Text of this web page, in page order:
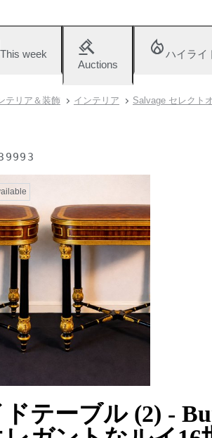
This week
Auctions
ハイライ
テリア＆装飾 インテリア Salvage セレクト
テーブル (2) -